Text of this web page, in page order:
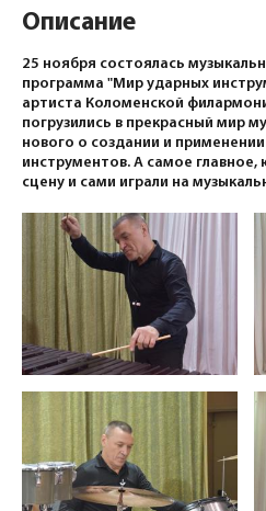
Описание
25 ноября состоялась
программа "Мир ударных
артиста Коломенской
погрузились в прекрасный мир
нового о создании и
инструментов. А самое
сцену и сами играли на